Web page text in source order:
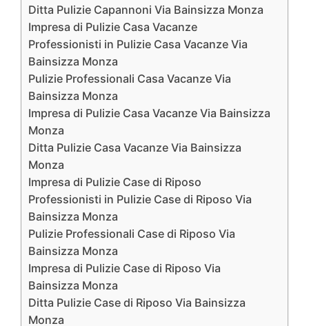
Ditta Pulizie Capannoni Via Bainsizza Monza
Impresa di Pulizie Casa Vacanze
Professionisti in Pulizie Casa Vacanze Via
Bainsizza Monza
Pulizie Professionali Casa Vacanze Via
Bainsizza Monza
Impresa di Pulizie Casa Vacanze Via Bainsizza
Monza
Ditta Pulizie Casa Vacanze Via Bainsizza
Monza
Impresa di Pulizie Case di Riposo
Professionisti in Pulizie Case di Riposo Via
Bainsizza Monza
Pulizie Professionali Case di Riposo Via
Bainsizza Monza
Impresa di Pulizie Case di Riposo Via
Bainsizza Monza
Ditta Pulizie Case di Riposo Via Bainsizza
Monza